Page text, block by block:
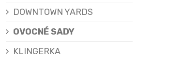
DOWNTOWN YARDS
OVOCNÉ SADY
KLINGERKA